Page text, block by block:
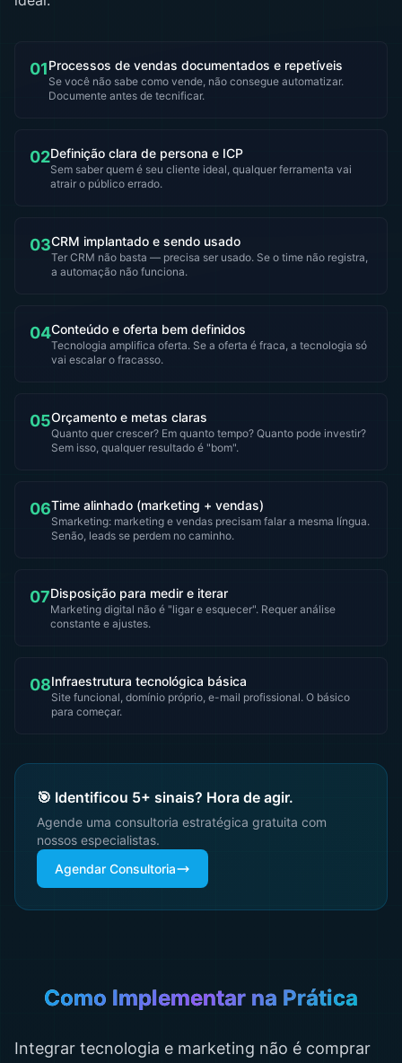
01Processos de vendas documentados e repetíveis
Se você não sabe como vende, não consegue automatizar.
Documente antes de tecnificar.
02Definição clara de persona e ICP
Sem saber quem é seu cliente ideal, qualquer ferramenta vai
atrair o público errado.
03CRM implantado e sendo usado
Ter CRM não basta — precisa ser usado. Se o time não registra,
a automação não funciona.
04Conteúdo e oferta bem definidos
Tecnologia amplifica oferta. Se a oferta é fraca, a tecnologia só
vai escalar o fracasso.
05Orçamento e metas claras
Quanto quer crescer? Em quanto tempo? Quanto pode investir?
Sem isso, qualquer resultado é "bom".
06Time alinhado (marketing + vendas)
Smarketing: marketing e vendas precisam falar a mesma língua.
Senão, leads se perdem no caminho.
07Disposição para medir e iterar
Marketing digital não é "ligar e esquecer". Requer análise
constante e ajustes.
08Infraestrutura tecnológica básica
Site funcional, domínio próprio, e-mail profissional. O básico
para começar.
🎯 Identificou 5+ sinais? Hora de agir.
Agende uma consultoria estratégica gratuita com
nossos especialistas.
Agendar Consultoria
Como Implementar na Prática
Integrar tecnologia e marketing não é comprar